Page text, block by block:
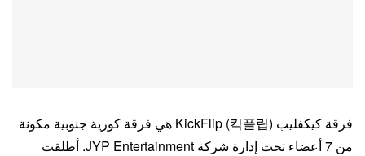
فرقة كيكفليب KickFlip (킥플립) هي فرقة كورية جنوبية مكونة
من 7 أعضاء تحت إدارة شركة JYP Entertainment. أطلقت